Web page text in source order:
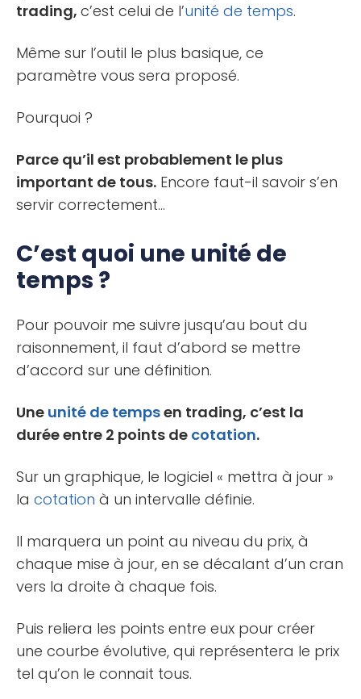
trading, c’est celui de l’unité de temps.
Même sur l’outil le plus basique, ce
paramètre vous sera proposé.
Pourquoi ?
Parce qu’il est probablement le plus
important de tous. Encore faut-il savoir s’en
servir correctement…
C’est quoi une unité de
temps ?
Pour pouvoir me suivre jusqu’au bout du
raisonnement, il faut d’abord se mettre
d’accord sur une définition.
Une unité de tempsen trading, c’est la
durée entre 2 points de cotation.
Sur un graphique, le logiciel « mettra à jour »
la cotation à un intervalle définie.
Il marquera un point au niveau du prix, à
chaque mise à jour, en se décalant d’un cran
vers la droite à chaque fois.
Puis reliera les points entre eux pour créer
une courbe évolutive, qui représentera le prix
tel qu’on le connait tous.